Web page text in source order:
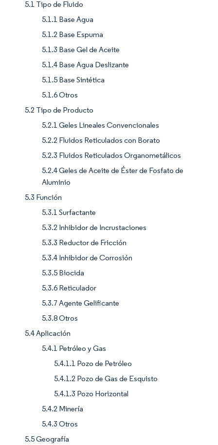
5.1 Tipo de Fluido
5.1.1 Base Agua
5.1.2 Base Espuma
5.1.3 Base Gel de Aceite
5.1.4 Base Agua Deslizante
5.1.5 Base Sintética
5.1.6 Otros
5.2 Tipo de Producto
5.2.1 Geles Lineales Convencionales
5.2.2 Fluidos Reticulados con Borato
5.2.3 Fluidos Reticulados Organometálicos
5.2.4 Geles de Aceite de Éster de Fosfato de
Aluminio
5.3 Función
5.3.1 Surfactante
5.3.2 Inhibidor de Incrustaciones
5.3.3 Reductor de Fricción
5.3.4 Inhibidor de Corrosión
5.3.5 Biocida
5.3.6 Reticulador
5.3.7 Agente Gelificante
5.3.8 Otros
5.4 Aplicación
5.4.1 Petróleo y Gas
5.4.1.1 Pozo de Petróleo
5.4.1.2 Pozo de Gas de Esquisto
5.4.1.3 Pozo Horizontal
5.4.2 Minería
5.4.3 Otros
5.5 Geografía